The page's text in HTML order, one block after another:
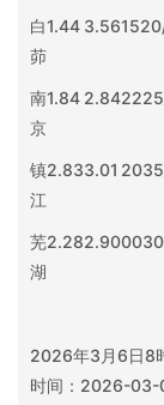
白
茆
1.44 3.56
南
京
1.84 2.84
镇
江
2.833.01
芜
湖
2.282.90
2026年3月6日8
时间：2026-03-